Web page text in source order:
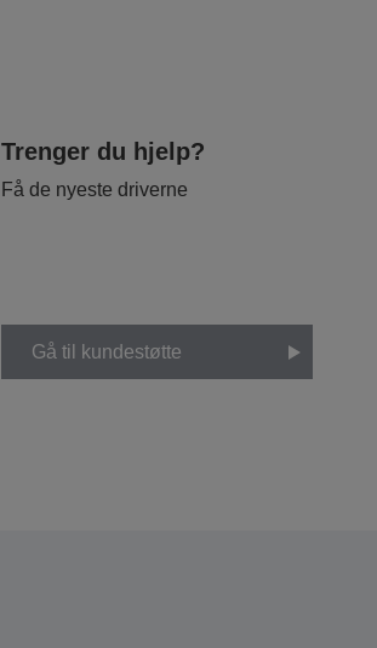
Trenger du hjelp?
Få de nyeste driverne
Gå til kundestøtte